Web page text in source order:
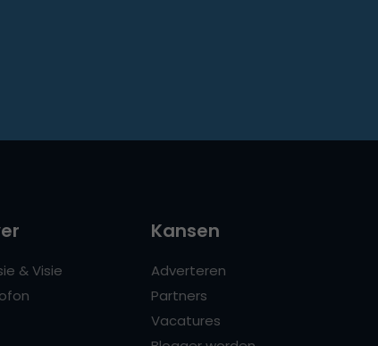
& Visie
Kansen
Adverteren
Partners
Vacatures